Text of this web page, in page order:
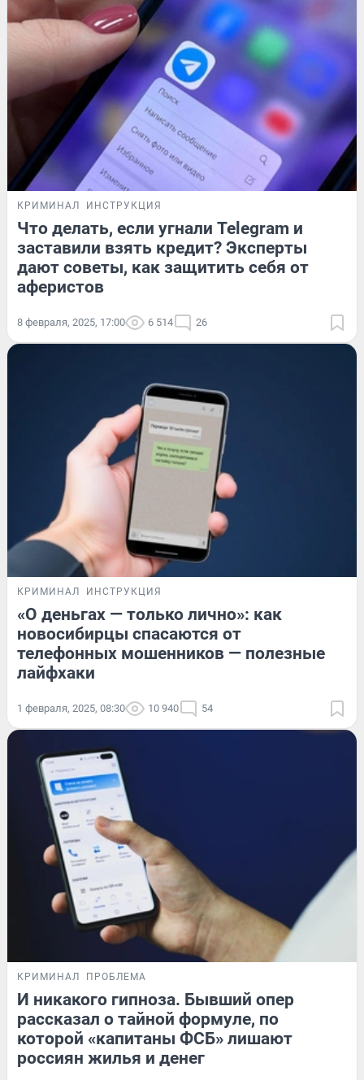
КРИМИНАЛ ИНСТРУКЦИЯ
Что делать, если угнали Telegram и
заставили взять кредит? Эксперты
дают советы, как защитить себя от
аферистов
8 февраля, 2025, 17:00 6 514 26
КРИМИНАЛ ИНСТРУКЦИЯ
«О деньгах — только лично»: как
новосибирцы спасаются от
телефонных мошенников — полезные
лайфхаки
1 февраля, 2025, 08:30 10 940 54
КРИМИНАЛ ПРОБЛЕМА
И никакого гипноза. Бывший опер
рассказал о тайной формуле, по
которой «капитаны ФСБ» лишают
россиян жилья и денег